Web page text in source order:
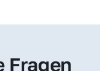
Fragen